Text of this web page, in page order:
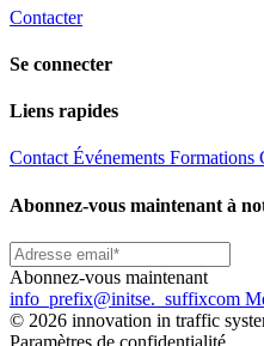
Contacter
Se connecter
Liens rapides
Contact Événements Formations
Abonnez-vous maintenant à
Abonnez-vous maintenant
info _prefix@initse. _suffixcom
© 2026 innovation in traffic
Paramètres de confidentialité